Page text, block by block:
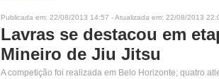
Publicada em: 22/08/2013 14:57 - Atualizada em: 22/08/2013
Lavras se destacou em
Mineiro de Jiu Jitsu
A competição foi realizada em Belo Horizonte; quatro